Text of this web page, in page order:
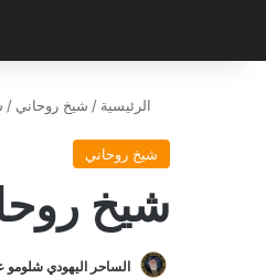
الرئيسية / شيخ روحاني /
شيخ روحاني
شيخ
الساحر اليهودي شلومو